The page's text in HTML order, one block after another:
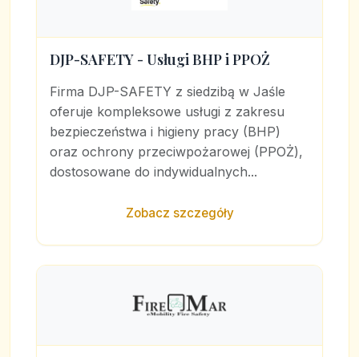
DJP-SAFETY - Usługi BHP i PPOŻ
Firma DJP-SAFETY z siedzibą w Jaśle
oferuje kompleksowe usługi z zakresu
bezpieczeństwa i higieny pracy (BHP)
oraz ochrony przeciwpożarowej (PPOŻ),
dostosowane do indywidualnych...
Zobacz szczegóły